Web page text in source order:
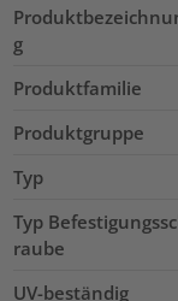
g
Produktfamilie
Produktgruppe
Typ
Typ
raube
UV-beständig